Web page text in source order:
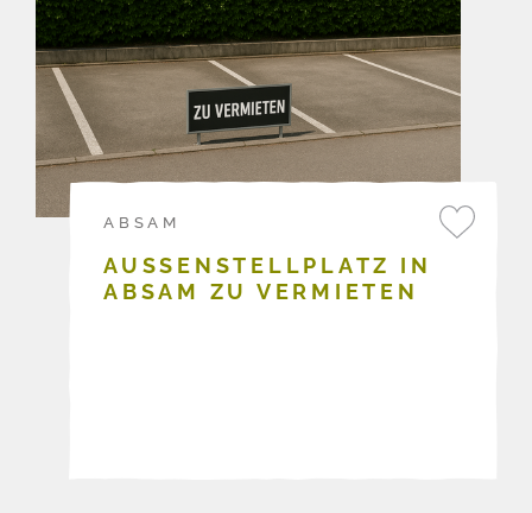
ABSAM
AUSSENSTELLPLATZ IN A
BSAM ZU VERMIETEN